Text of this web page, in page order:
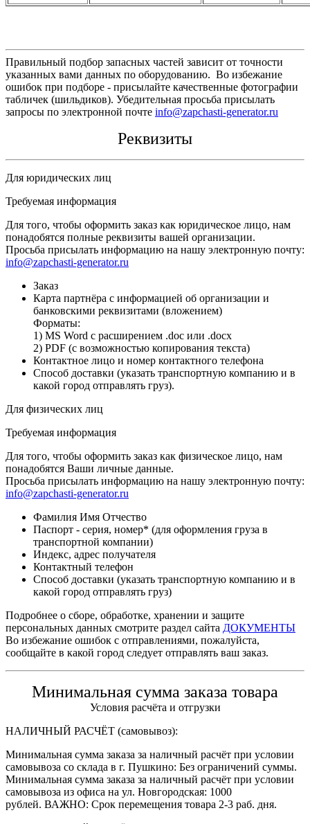
Правильный подбор запасных частей зависит от точности
указанных вами данных по оборудованию. Во избежание
ошибок при подборе - присылайте качественные фотографии
табличек (шильдиков). Убедительная просьба присылать
запросы по электронной почте info@zapchasti-generator.ru
Реквизиты
Для юридических лиц
Требуемая информация
Для того, чтобы оформить заказ как юридическое лицо, нам
понадобятся полные реквизиты вашей организации.
Просьба присылать информацию на нашу электронную почту:
info@zapchasti-generator.ru
Заказ
Карта партнёра с информацией об организации и
банковскими реквизитами (вложением)
Форматы:
1) MS Word с расширением .doc или .docx
2) PDF (с возможностью копирования текста)
Контактное лицо и номер контактного телефона
Способ доставки (указать транспортную компанию и в
какой город отправлять груз).
Для физических лиц
Требуемая информация
Для того, чтобы оформить заказ как физическое лицо, нам
понадобятся Ваши личные данные.
Просьба присылать информацию на нашу электронную почту:
info@zapchasti-generator.ru
Фамилия Имя Отчество
Паспорт - серия, номер* (для оформления груза в
транспортной компании)
Индекс, адрес получателя
Контактный телефон
Способ доставки (указать транспортную компанию и в
какой город отправлять груз)
Подробнее о сборе, обработке, хранении и защите
персональных данных смотрите раздел сайта ДОКУМЕНТЫ
Во избежание ошибок с отправлениями, пожалуйста,
сообщайте в какой город следует отправлять ваш заказ.
Минимальная сумма заказа товара
Условия расчёта и отгрузки
НАЛИЧНЫЙ РАСЧЁТ (самовывоз):
Минимальная сумма заказа за наличный расчёт при условии
самовывоза со склада в г. Пушкино: Без ограничений суммы.
Минимальная сумма заказа за наличный расчёт при условии
самовывоза из офиса на ул. Новгородская: 1000
рублей. ВАЖНО: Срок перемещения товара 2-3 раб. дня.